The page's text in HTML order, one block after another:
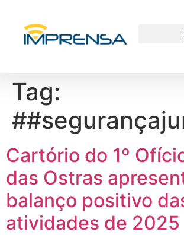
Tag:
Cartório do 1º
das Ostras
balanço positivo
atividades de 2025